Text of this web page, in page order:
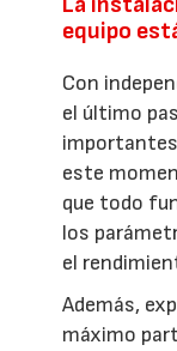
equipo
Con
el último
este
que todo
los
el
Además,
máximo